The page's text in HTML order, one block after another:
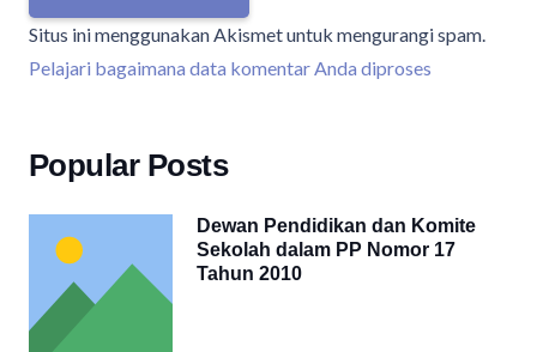
Situs ini menggunakan Akismet untuk mengurangi spam.
Pelajari bagaimana data komentar Anda diproses
Popular Posts
Dewan Pendidikan dan Komite
Sekolah dalam PP Nomor 17
Tahun 2010